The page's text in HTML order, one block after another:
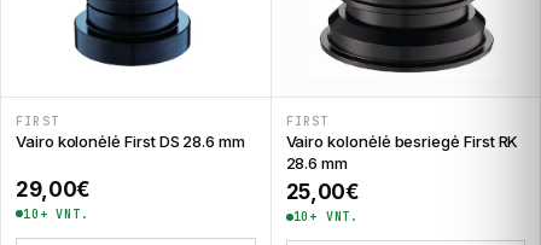
FIRST
Vairo kolonėlė First DS 28.6 mm
29,00€
10+ VNT.
FIRST
Vairo kolonėlė besriegė First RK
28.6 mm
25,00€
10+ VNT.